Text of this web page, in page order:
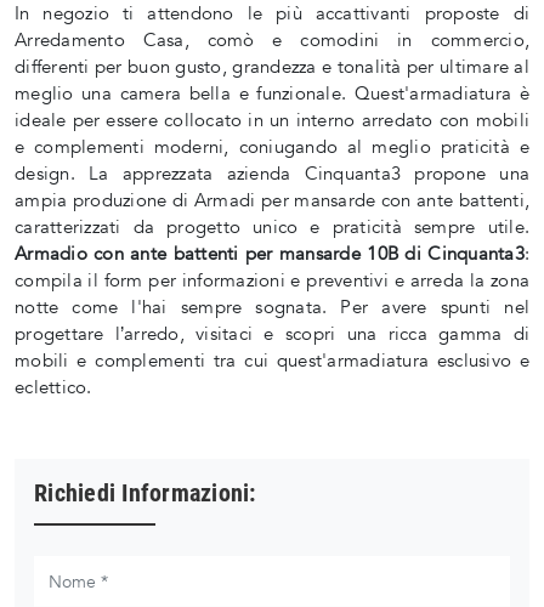
In negozio ti attendono le più accattivanti proposte di
Arredamento Casa, comò e comodini in commercio,
differenti per buon gusto, grandezza e tonalità per ultimare al
meglio una camera bella e funzionale. Quest'armadiatura è
ideale per essere collocato in un interno arredato con mobili
e complementi moderni, coniugando al meglio praticità e
design. La apprezzata azienda Cinquanta3 propone una
ampia produzione di Armadi per mansarde con ante battenti,
caratterizzati da progetto unico e praticità sempre utile.
Armadio con ante battenti per mansarde 10B di Cinquanta3:
compila il form per informazioni e preventivi e arreda la zona
notte come l'hai sempre sognata. Per avere spunti nel
progettare l’arredo, visitaci e scopri una ricca gamma di
mobili e complementi tra cui quest'armadiatura esclusivo e
eclettico.
Richiedi Informazioni: